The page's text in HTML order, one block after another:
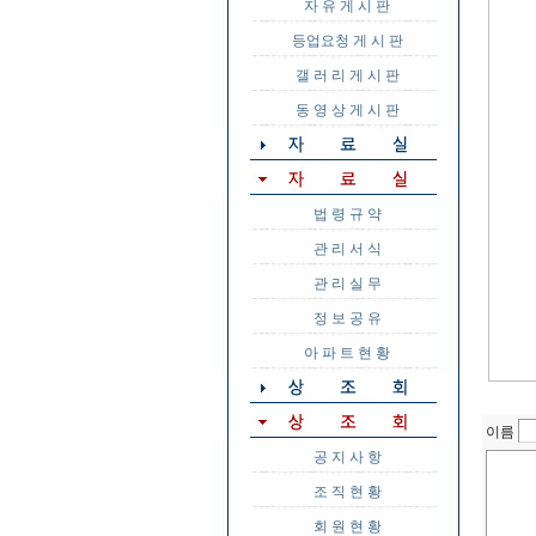
자 유 게 시 판
등업요청 게 시 판
갤 러 리 게 시 판
동 영 상 게 시 판
법 령 규 약
관 리 서 식
관 리 실 무
정 보 공 유
아 파 트 현 황
공 지 사 항
조 직 현 황
회 원 현 황
이름